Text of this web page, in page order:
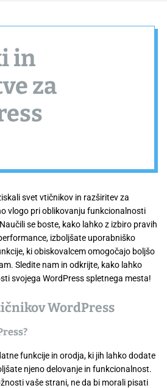
in
za
svet vtičnikov in razširitev za
vlogo pri oblikovanju funkcionalnosti
se boste, kako lahko z izbiro pravih
izboljšate uporabniško
ki obiskovalcem omogočajo boljšo
Sledite nam in odkrijte, kako lahko
svojega WordPress spletnega mesta!
WordPress
funkcije in orodja, ki jih lahko dodate
njeno delovanje in funkcionalnost.
vaše strani, ne da bi morali pisati